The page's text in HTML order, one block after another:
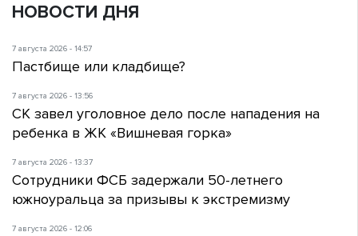
НОВОСТИ ДНЯ
7 августа 2026 - 14:57
Пастбище или кладбище?
7 августа 2026 - 13:56
СК завел уголовное дело после нападения на
ребенка в ЖК «Вишневая горка»
7 августа 2026 - 13:37
Сотрудники ФСБ задержали 50-летнего
южноуральца за призывы к экстремизму
7 августа 2026 - 12:06